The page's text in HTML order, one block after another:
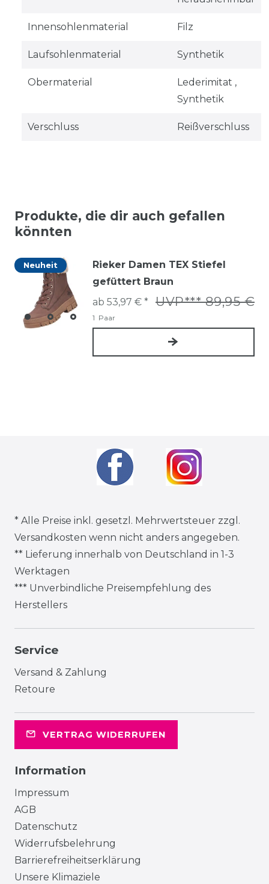
Innensohlenmaterial Filz
Laufsohlenmaterial Synthetik
Obermaterial
Lederimitat ,
Synthetik
Verschluss Reißverschluss
Produkte, die dir auch gefallen
könnten
Neuheit
Rieker Damen TEX Stiefel
gefüttert Braun
UVP*** 89,95 €
ab 53,97 € *
1 Paar
* Alle Preise inkl. gesetzl. Mehrwertsteuer zzgl.
Versandkosten wenn nicht anders angegeben.
** Lieferung innerhalb von Deutschland in 1-3
Werktagen
*** Unverbindliche Preisempfehlung des
Herstellers
Service
Versand & Zahlung
Retoure
VERTRAG WIDERRUFEN
Information
Impressum
AGB
Datenschutz
Widerrufsbelehrung
Barrierefreiheitserklärung
Unsere Klimaziele